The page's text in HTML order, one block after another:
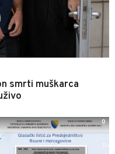
smrti muškarca
0